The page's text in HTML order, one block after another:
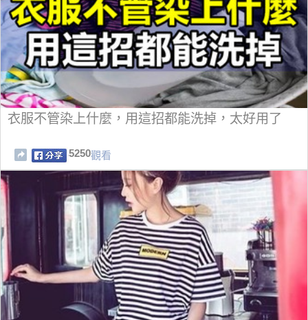
衣服不管染上什麼，用這招都能洗掉，太好用了
5250觀看